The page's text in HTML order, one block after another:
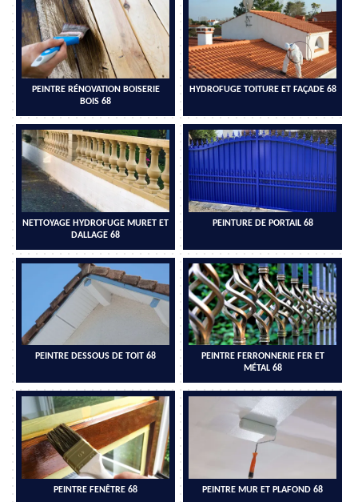
PEINTRE RÉNOVATION BOISERIE
BOIS 68
HYDROFUGE TOITURE ET FAÇADE 68
NETTOYAGE HYDROFUGE MURET ET
DALLAGE 68
PEINTURE DE PORTAIL 68
PEINTRE DESSOUS DE TOIT 68
PEINTRE FERRONNERIE FER ET
MÉTAL 68
PEINTRE FENÊTRE 68 PEINTRE MUR ET PLAFOND 68